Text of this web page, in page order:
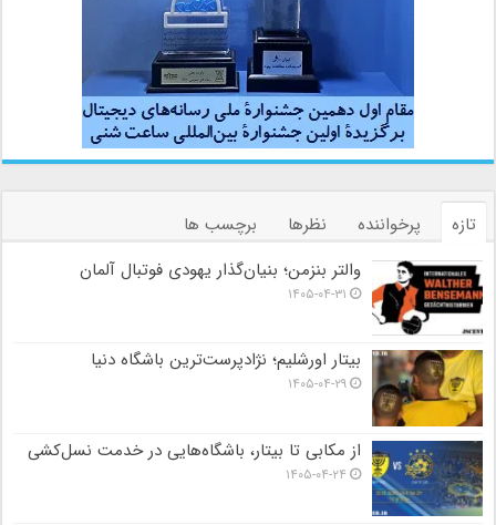
تازه پرخواننده نظرها
برچسب ها
والتر بنزمن؛ بنیان‌گذار یهودی فوتبال آلمان
۱۴۰۵-۰۴-۳۱
بیتار اورشلیم؛ نژادپرست‌ترین باشگاه دنیا
۱۴۰۵-۰۴-۲۹
از مکابی تا بیتار، باشگاه‌هایی در خدمت نسل‌کشی
۱۴۰۵-۰۴-۲۴